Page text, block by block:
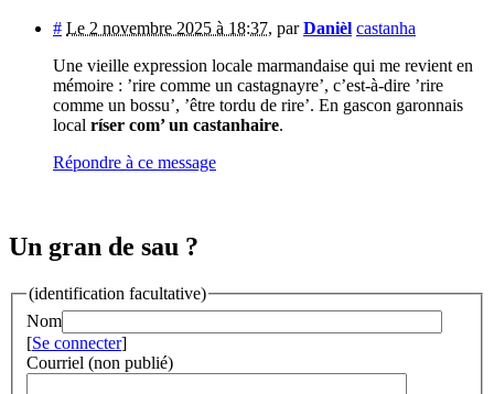
# Le 2 novembre 2025 à 18:37, parDanièl castanha
Une vieille expression locale marmandaise qui me revient en
mémoire : ’rire comme un castagnayre’, c’est-à-dire ’rire
comme un bossu’, ’être tordu de rire’. En gascon garonnais
local ríser com’ un castanhaire.
Répondre à ce message
Un gran de sau ?
(identification facultative)
Nom
[Se connecter]
Courriel (non publié)